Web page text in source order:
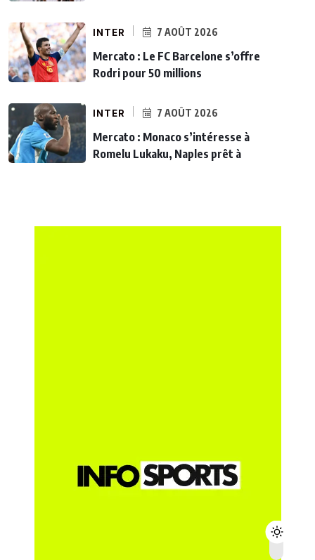
INTER 7 AOÛT 2026
Mercato : Le FC Barcelone s’offre
Rodri pour 50 millions
INTER 7 AOÛT 2026
Mercato : Monaco s’intéresse à
Romelu Lukaku, Naples prêt à